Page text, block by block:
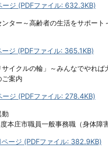
ジ (PDFファイル: 632.3KB)
ター～高齢者の生活をサポート
ジ (PDFファイル: 365.1KB)
サイクルの輪」～みんなでやれ
ご案内
ージ (PDFファイル: 278.4KB)
動
本庄市職員一般事務職（身体障
ページ (PDFファイル: 382.9KB)